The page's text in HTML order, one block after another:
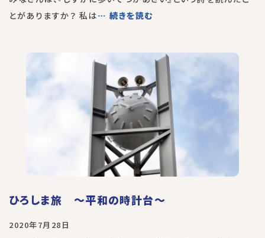
とがありますか？ 私は… 続きを読む
ひろしま旅 〜平和の時計台〜
2020年7月28日